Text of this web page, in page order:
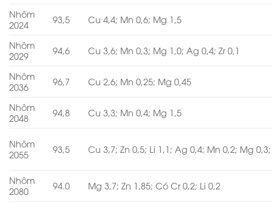
Nhôm
2024
93,5 Cu 4,4; Mn 0,6; Mg 1,5
Nhôm
2029
94,6 Cu 3,6; Mn 0,3; Mg 1,0; Ag 0,4; Zr 0,1
Nhôm
2036
96,7 Cu 2,6; Mn 0,25; Mg 0,45
Nhôm
2048
94,8 Cu 3,3; Mn 0,4; Mg 1,5
Nhôm
2055
93,5 Cu 3,7; Zn 0,5; Li 1,1; Ag 0,4; Mn 0,2; Mg 0,3;
Nhôm
2080
94.0 Mg 3,7; Zn 1,85; Có Cr 0,2; Li 0,2